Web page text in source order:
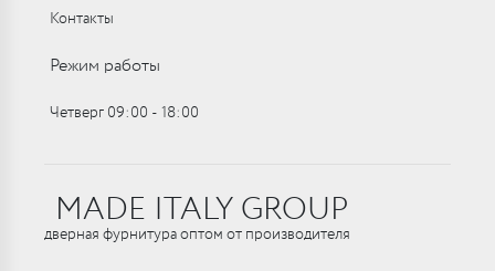
Контакты
Режим работы
Четверг 09:00 ‑ 18:00
MADE ITALY GROUP
дверная фурнитура оптом от производителя